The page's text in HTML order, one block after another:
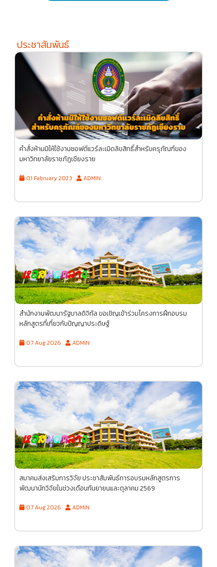
ประชาสัมพันธ์
คำสั่งห้ามมิให้ใช้งานซอฟต์แวร์ละเมิดลิขสิทธิ์สำหรับครุภัณฑ์ของ
มหาวิทยาลัยราชภัฏเชียงราย
01 Fabruary 2023 ADMIN
สำนักงานพัฒนารัฐบาลดิจิทัล ขอเชิญเข้าร่วมโครงการฝึกอบรม
หลักสูตรที่เกี่ยวกับปัญญาประดิษฐ์
07 Aug 2026 ADMIN
สมาคมส่งเสริมการวิจัย ประชาสัมพันธ์การอบรมหลักสูตรการ
พัฒนานักวิจัยในช่วงเดือนกันยายนและตุลาคม 2569
07 Aug 2026 ADMIN